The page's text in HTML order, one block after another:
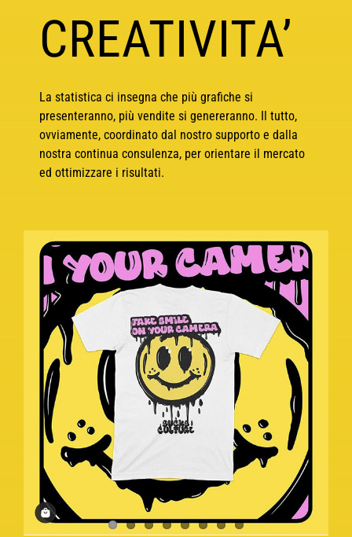
CREATIVITA’
La statistica ci insegna che più grafiche si
presenteranno, più vendite si genereranno. Il tutto,
ovviamente, coordinato dal nostro supporto e dalla
nostra continua consulenza, per orientare il mercato
ed ottimizzare i risultati.